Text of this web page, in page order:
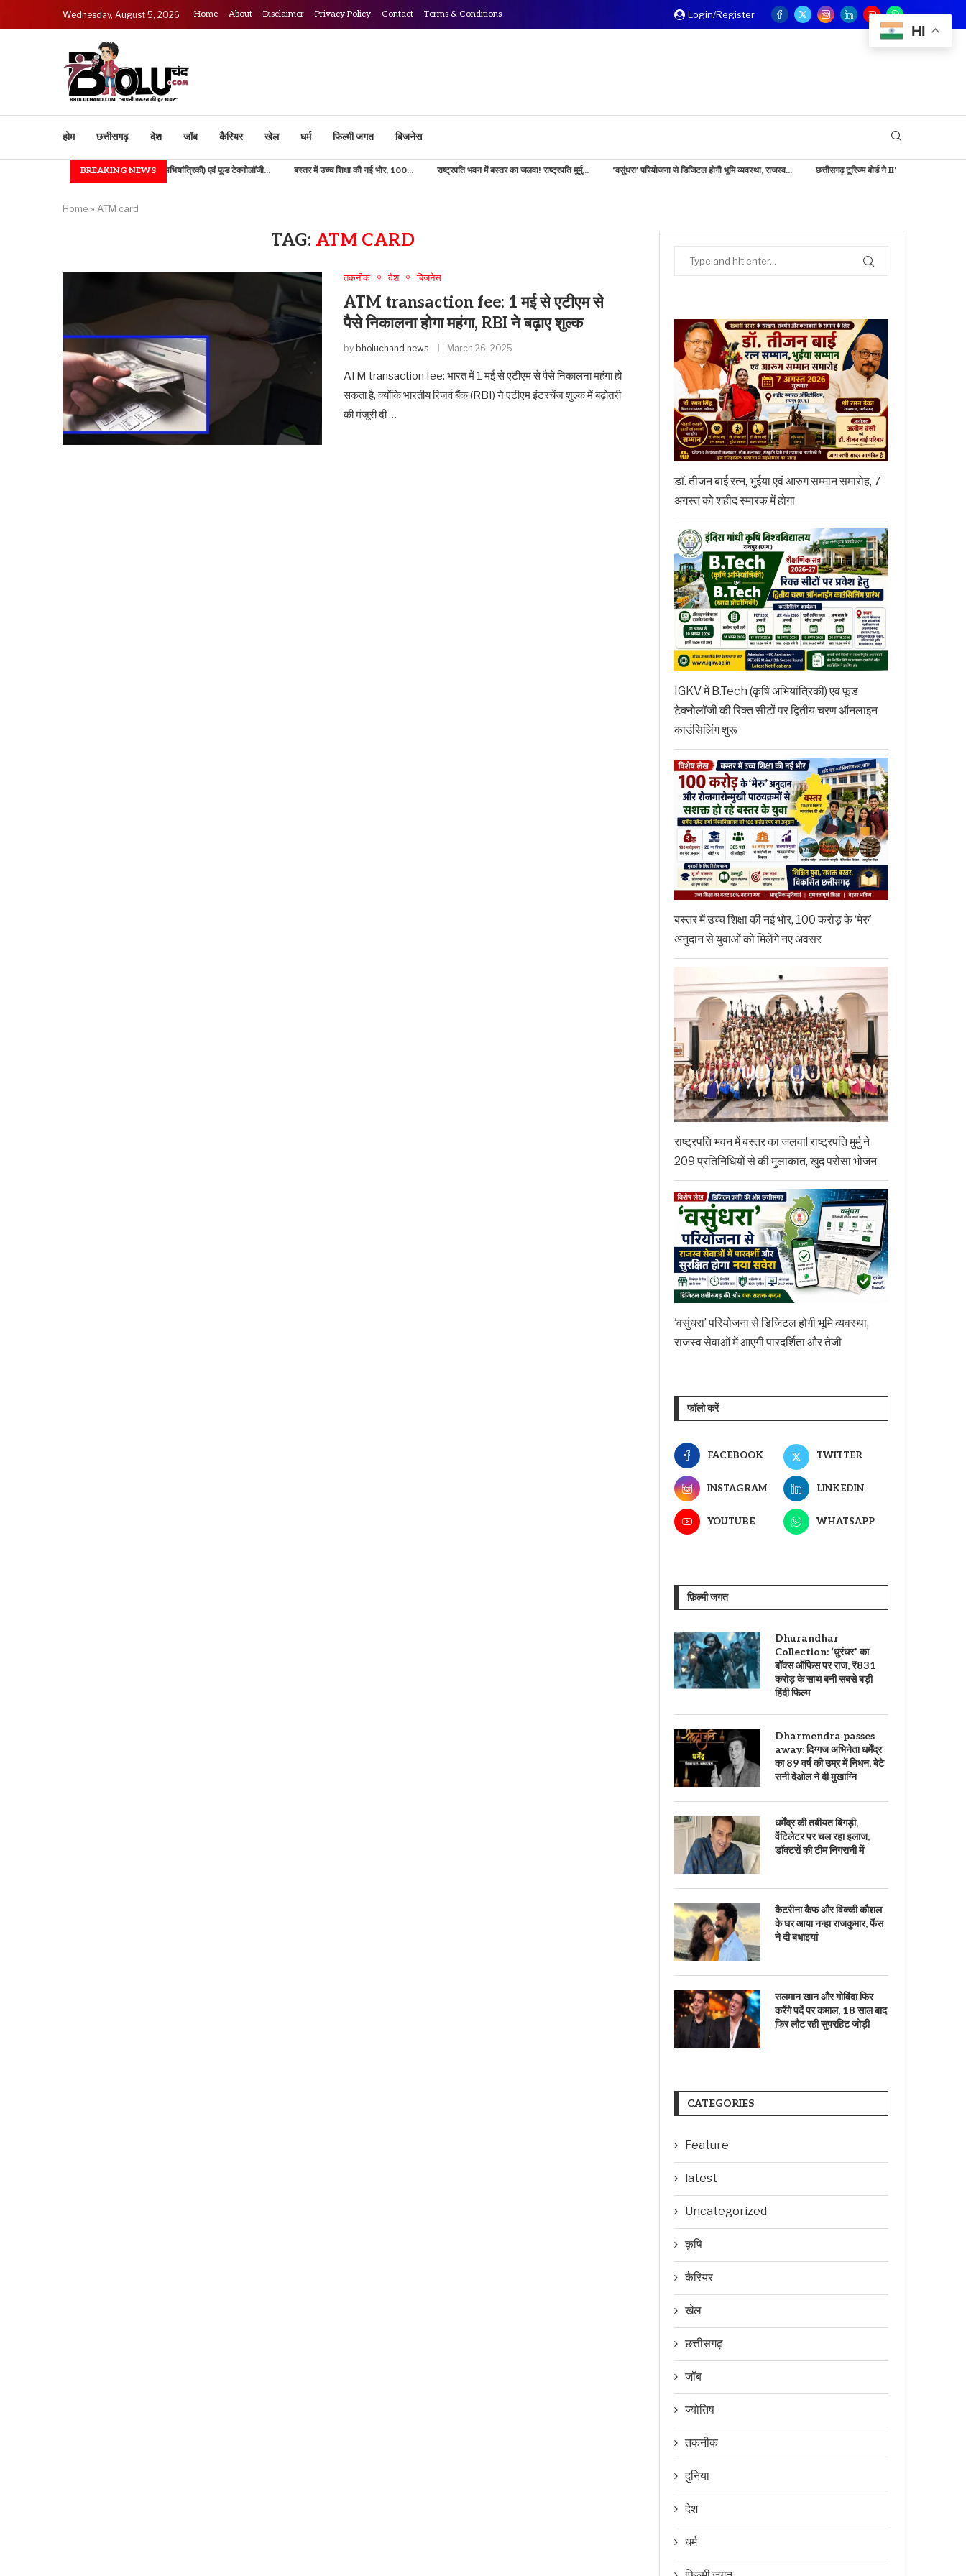
Wednesday, August 5, 2026 Home About Disclaimer Privacy Policy Contact Terms & Conditions Login/Register
होम छत्तीसगढ़ देश जॉब कैरियर खेल धर्म फिल्मी जगत बिजनेस
BREAKING NEWS
IGKV में B.TECH (कृषि अभियांत्रिकी) एवं फूड टेक्नोलॉजी... बस्तर में उच्च शिक्षा की नई भोर, 100... राष्ट्रपति भवन में बस्तर का जलवा! राष्ट्रपति मुर्मु... ‘वसुंधरा’ परियोजना से डिजिटल होगी भूमि व्यवस्था, राजस्व... छत्तीसगढ़ टूरिज्म बोर्ड ने IITM बेंगलुरु में दिखाई...
Home » ATM card
TAG: ATM CARD
तकनीक देश बिजनेस
ATM transaction fee: 1 मई से एटीएम से
पैसे निकालना होगा महंगा, RBI ने बढ़ाए शुल्क
by bholuchand news March 26, 2025
ATM transaction fee: भारत में 1 मई से एटीएम से पैसे निकालना महंगा हो
सकता है, क्योंकि भारतीय रिजर्व बैंक (RBI) ने एटीएम इंटरचेंज शुल्क में बढ़ोतरी
की मंजूरी दी …
डॉ. तीजन बाई रत्न, भुईया एवं आरुग सम्मान समारोह, 7
अगस्त को शहीद स्मारक में होगा
IGKV में B.Tech (कृषि अभियांत्रिकी) एवं फूड
टेक्नोलॉजी की रिक्त सीटों पर द्वितीय चरण ऑनलाइन
काउंसिलिंग शुरू
बस्तर में उच्च शिक्षा की नई भोर, 100 करोड़ के ‘मेरु’
अनुदान से युवाओं को मिलेंगे नए अवसर
राष्ट्रपति भवन में बस्तर का जलवा! राष्ट्रपति मुर्मु ने
209 प्रतिनिधियों से की मुलाकात, खुद परोसा भोजन
‘वसुंधरा’ परियोजना से डिजिटल होगी भूमि व्यवस्था,
राजस्व सेवाओं में आएगी पारदर्शिता और तेजी
फॉलो करें
FACEBOOK TWITTER
INSTAGRAM LINKEDIN
YOUTUBE WHATSAPP
फ़िल्मी जगत
Dhurandhar
Collection: ‘धुरंधर’ का
बॉक्स ऑफिस पर राज, ₹831
करोड़ के साथ बनी सबसे बड़ी
हिंदी फिल्म
Dharmendra passes
away: दिग्गज अभिनेता धर्मेंद्र
का 89 वर्ष की उम्र में निधन, बेटे
सनी देओल ने दी मुखाग्नि
धर्मेंद्र की तबीयत बिगड़ी,
वेंटिलेटर पर चल रहा इलाज,
डॉक्टरों की टीम निगरानी में
कैटरीना कैफ और विक्की कौशल
के घर आया नन्हा राजकुमार, फैंस
ने दी बधाइयां
सलमान खान और गोविंदा फिर
करेंगे पर्दे पर कमाल, 18 साल बाद
फिर लौट रही सुपरहिट जोड़ी
CATEGORIES
Feature
latest
Uncategorized
कृषि
कैरियर
खेल
छत्तीसगढ़
जॉब
ज्योतिष
तकनीक
दुनिया
देश
धर्म
HI